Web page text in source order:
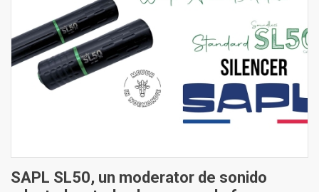
SAPL SL50, un moderator de sonido